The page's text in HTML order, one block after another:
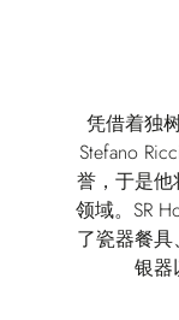
凭借着独
Stefano
誉，于是
领域。SR
了瓷器餐
银器